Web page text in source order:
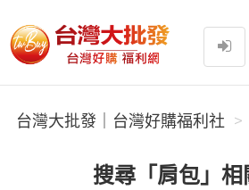
台灣大批發｜台灣好購福利社
台灣大批發｜台灣好購福利社
搜尋「肩包」相